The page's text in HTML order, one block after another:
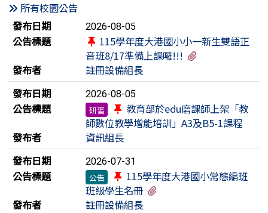
所有校園公告
新聞列表
發布日期 2026-08-05
公告標題
115學年度大港國小小一新生雙語正
音班8/17準備上課囉!!!
發布者
註冊設備組長
發布日期
2026-08-05
公告標題 研習
教育部於edu磨課師上架「教
師數位教學增能培訓」A3及B5-1課程
發布者
資訊組長
發布日期
2026-07-31
公告標題 公告
115學年度大港國小常態編班
班級學生名冊
發布者
註冊設備組長